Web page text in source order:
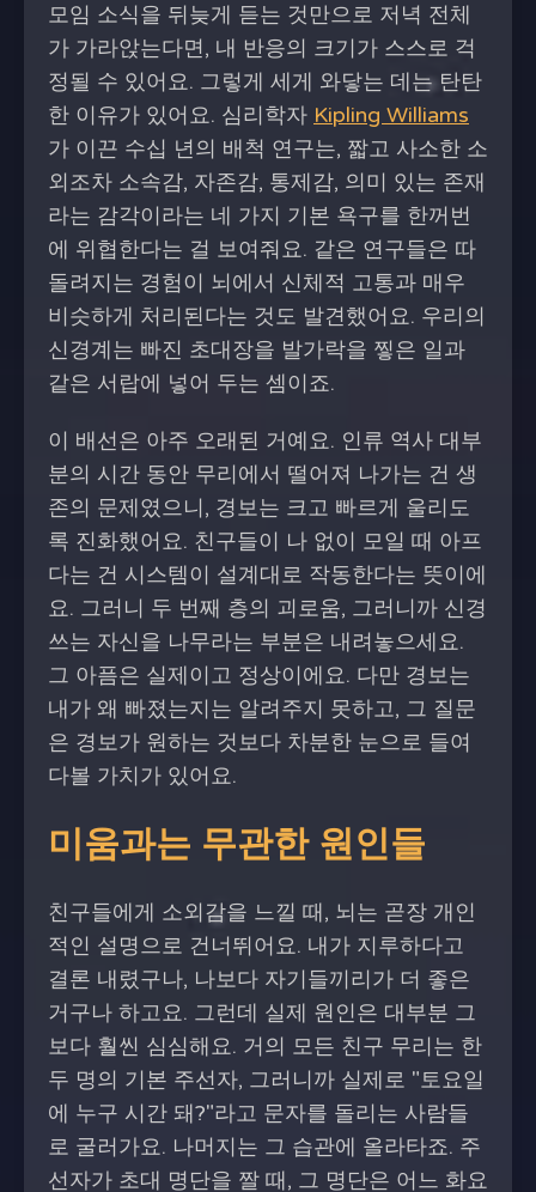
모임 소식을 뒤늦게 듣는 것만으로 저녁 전체
가 가라앉는다면, 내 반응의 크기가 스스로 걱
정될 수 있어요. 그렇게 세게 와닿는 데는 탄탄
한 이유가 있어요. 심리학자 Kipling Williams
가 이끈 수십 년의 배척 연구는, 짧고 사소한 소
외조차 소속감, 자존감, 통제감, 의미 있는 존재
라는 감각이라는 네 가지 기본 욕구를 한꺼번
에 위협한다는 걸 보여줘요. 같은 연구들은 따
돌려지는 경험이 뇌에서 신체적 고통과 매우
비슷하게 처리된다는 것도 발견했어요. 우리의
신경계는 빠진 초대장을 발가락을 찧은 일과
같은 서랍에 넣어 두는 셈이죠.
이 배선은 아주 오래된 거예요. 인류 역사 대부
분의 시간 동안 무리에서 떨어져 나가는 건 생
존의 문제였으니, 경보는 크고 빠르게 울리도
록 진화했어요. 친구들이 나 없이 모일 때 아프
다는 건 시스템이 설계대로 작동한다는 뜻이에
요. 그러니 두 번째 층의 괴로움, 그러니까 신경
쓰는 자신을 나무라는 부분은 내려놓으세요.
그 아픔은 실제이고 정상이에요. 다만 경보는
내가 왜 빠졌는지는 알려주지 못하고, 그 질문
은 경보가 원하는 것보다 차분한 눈으로 들여
다볼 가치가 있어요.
미움과는 무관한 원인들
친구들에게 소외감을 느낄 때, 뇌는 곧장 개인
적인 설명으로 건너뛰어요. 내가 지루하다고
결론 내렸구나, 나보다 자기들끼리가 더 좋은
거구나 하고요. 그런데 실제 원인은 대부분 그
보다 훨씬 심심해요. 거의 모든 친구 무리는 한
두 명의 기본 주선자, 그러니까 실제로 "토요일
에 누구 시간 돼?"라고 문자를 돌리는 사람들
로 굴러가요. 나머지는 그 습관에 올라타죠. 주
선자가 초대 명단을 짤 때, 그 명단은 어느 화요